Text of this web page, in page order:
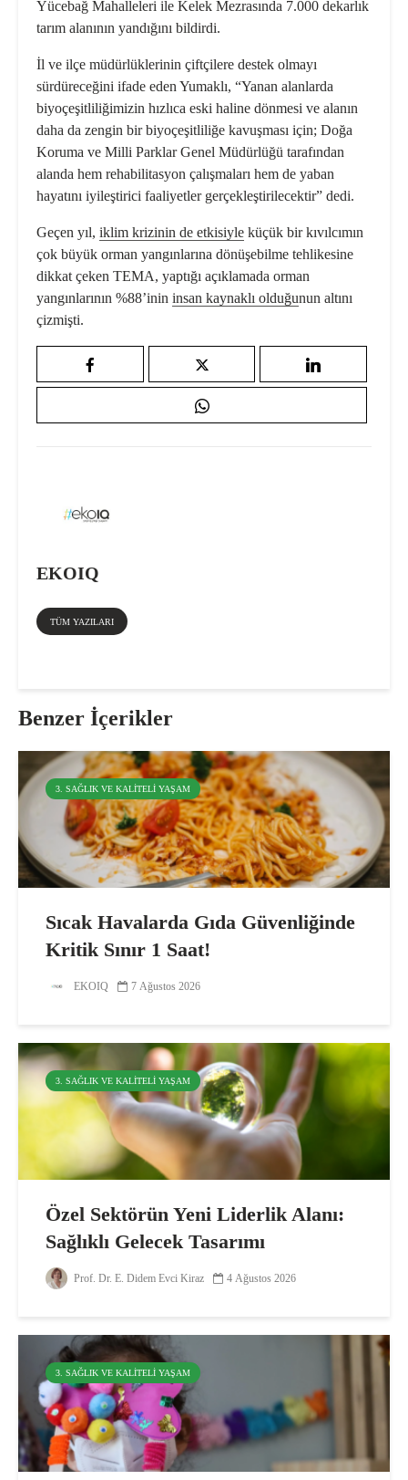
Yücebağ Mahalleleri ile Kelek Mezrasında 7.000 dekarlık
tarım alanının yandığını bildirdi.
İl ve ilçe müdürlüklerinin çiftçilere destek olmayı
sürdüreceğini ifade eden Yumaklı, “Yanan alanlarda
biyoçeşitliliğimizin hızlıca eski haline dönmesi ve alanın
daha da zengin bir biyoçeşitliliğe kavuşması için; Doğa
Koruma ve Milli Parklar Genel Müdürlüğü tarafından
alanda hem rehabilitasyon çalışmaları hem de yaban
hayatını iyileştirici faaliyetler gerçekleştirilecektir” dedi.
Geçen yıl, iklim krizinin de etkisiyle küçük bir kıvılcımın
çok büyük orman yangınlarına dönüşebilme tehlikesine
dikkat çeken TEMA, yaptığı açıklamada orman
yangınlarının %88’inin insan kaynaklı olduğunun altını
çizmişti.
EKOIQ
TÜM YAZILARI
Benzer İçerikler
3. SAĞLIK VE KALITELI YAŞAM
Sıcak Havalarda Gıda Güvenliğinde
Kritik Sınır 1 Saat!
EKOIQ 7 Ağustos 2026
3. SAĞLIK VE KALITELI YAŞAM
Özel Sektörün Yeni Liderlik Alanı:
Sağlıklı Gelecek Tasarımı
Prof. Dr. E. Didem Evci Kiraz 4 Ağustos 2026
3. SAĞLIK VE KALITELI YAŞAM